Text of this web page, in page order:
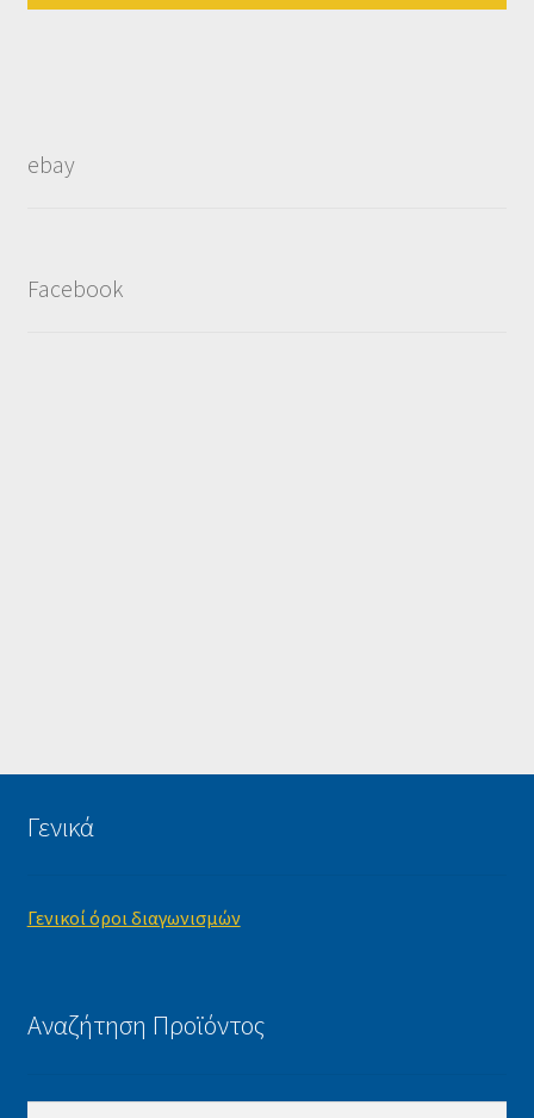
ebay
Facebook
Γενικά
Γενικοί όροι διαγωνισμών
Αναζήτηση Προϊόντος